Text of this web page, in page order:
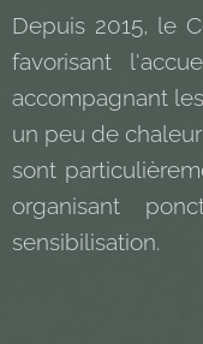
Depuis 2015, le
favorisant
accompagnant
un peu de
sont
organisant
sensibilisation.